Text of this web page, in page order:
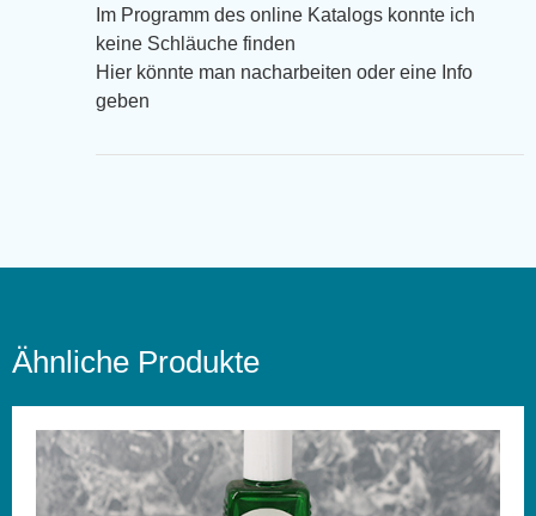
Im Programm des online Katalogs konnte ich
keine Schläuche finden
Hier könnte man nacharbeiten oder eine Info
geben
Ähnliche Produkte